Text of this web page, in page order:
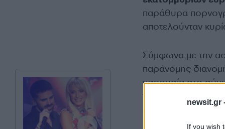
newsit.gr
If you wish
παράθυρα
αποτελούνταν
Σύμφωνα με την
παράνομης
παρουσία στο
του προκάλεσε
άλλους κατόχους